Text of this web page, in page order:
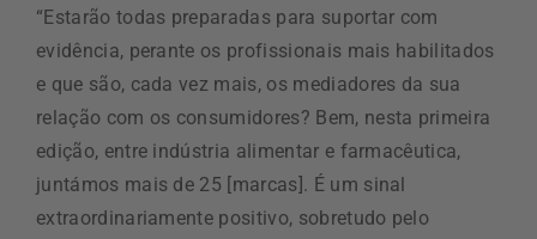
“Estarão todas preparadas para suportar com
evidência, perante os profissionais mais habilitados
e que são, cada vez mais, os mediadores da sua
relação com os consumidores? Bem, nesta primeira
edição, entre indústria alimentar e farmacêutica,
juntámos mais de 25 [marcas]. É um sinal
extraordinariamente positivo, sobretudo pelo